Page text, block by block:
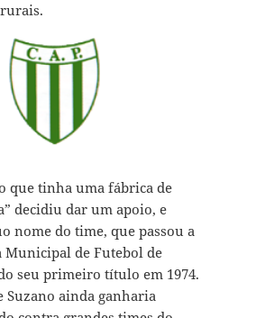
que tinha uma fábrica de
decidiu dar um apoio, e
nome do time, que passou a
Municipal de Futebol de
seu primeiro título em 1974.
Suzano ainda ganharia